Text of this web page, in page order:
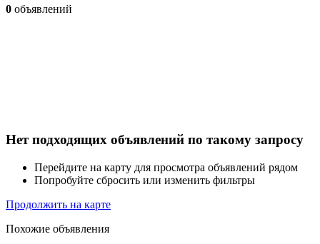
0 объявлений
Нет подходящих объявлений по такому запросу
Перейдите на карту для просмотра объявлений рядом
Попробуйте сбросить или изменить фильтры
Продолжить на карте
Похожие объявления